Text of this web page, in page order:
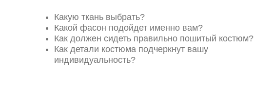
Какую ткань выбрать?
Какой фасон подойдет именно вам?
Как должен сидеть правильно пошитый костюм?
Как детали костюма подчеркнут вашу
индивидуальность?